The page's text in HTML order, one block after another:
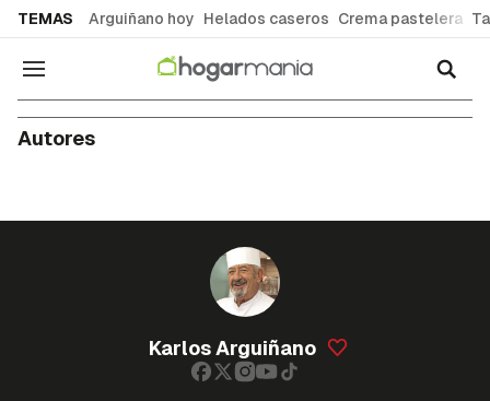
TEMAS Arguiñano hoy Helados caseros Crema pastelera
Navegación
Autores
Karlos Arguiñano